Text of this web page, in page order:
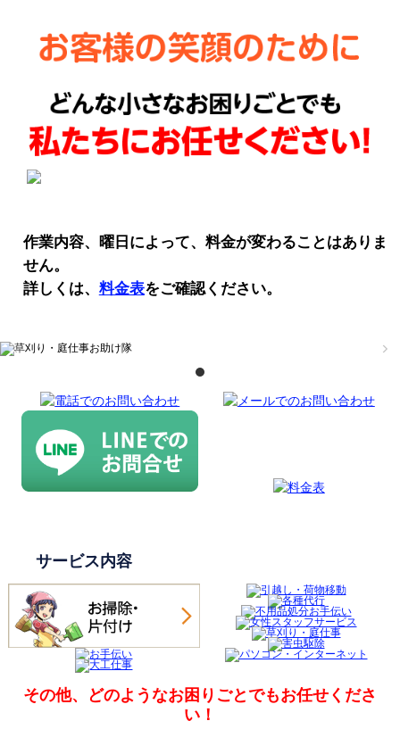
作業内容、曜日によって、料金が変わることはありま
せん。
詳しくは、 料金表をご確認ください。
サービス内容
その他、どのようなお困りごとでもお任せくださ
い！